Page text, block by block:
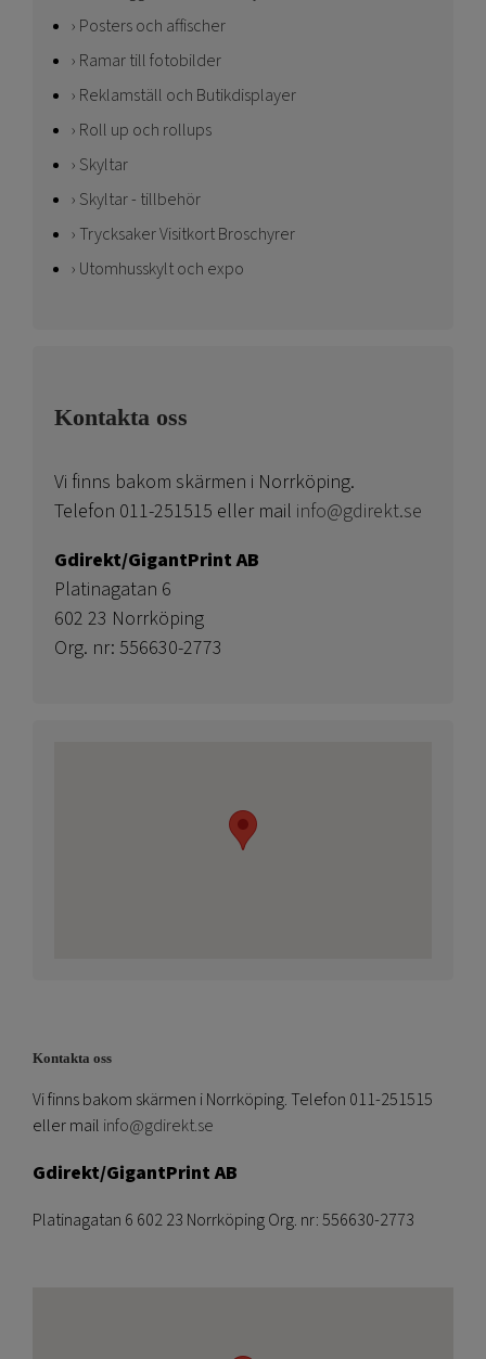
Posters och affischer
Ramar till fotobilder
Reklamställ och Butikdisplayer
Roll up och rollups
Skyltar
Skyltar - tillbehör
Trycksaker Visitkort Broschyrer
Utomhusskylt och expo
Kontakta oss
Vi finns bakom skärmen i Norrköping.
Telefon 011-251515 eller mail info@gdirekt.se
Gdirekt/GigantPrint AB
Platinagatan 6
602 23 Norrköping
Org. nr: 556630-2773
Kontakta oss
Vi finns bakom skärmen i Norrköping. Telefon 011-251515
eller mail info@gdirekt.se
Gdirekt/GigantPrint AB
Platinagatan 6 602 23 Norrköping Org. nr: 556630-2773